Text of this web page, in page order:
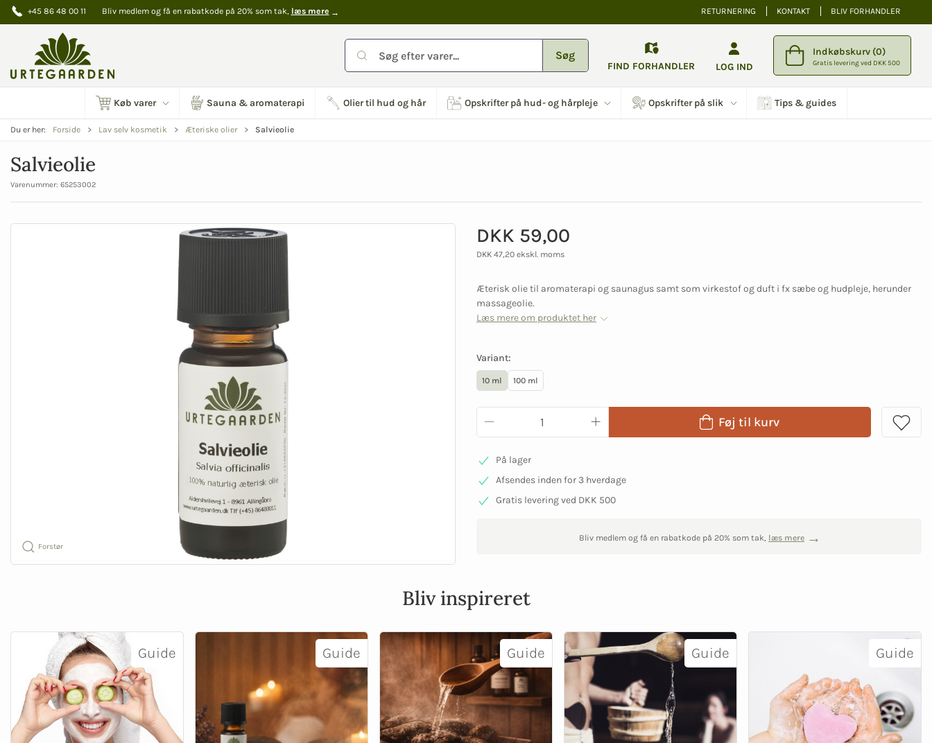
+45 86 48 00 11 Bliv medlem og få en rabatkode på 20% som tak, læs mere RETURNERING KONTAKT BLIV FORHANDLER
Søg
FIND FORHANDLER LOG IND
Indkøbskurv (0)
Gratis levering ved DKK 500
Køb varer Sauna & aromaterapi Olier til hud og hår Opskrifter på hud- og hårpleje Opskrifter på slik Tips & guides
Du er her: Forside Lav selv kosmetik Æteriske olier Salvieolie
Salvieolie
Varenummer: 65253002
Forstør
DKK 59,00
DKK 47,20 ekskl. moms
Æterisk olie til aromaterapi og saunagus samt som virkestof og duft i fx sæbe og hudpleje, herunder
massageolie.
Læs mere om produktet her
Variant:
10 ml 100 ml
Føj til kurv
På lager
Afsendes inden for 3 hverdage
Gratis levering ved DKK 500
Bliv medlem og få en rabatkode på 20% som tak, læs mere
Bliv inspireret
Guide Guide Guide Guide Guide